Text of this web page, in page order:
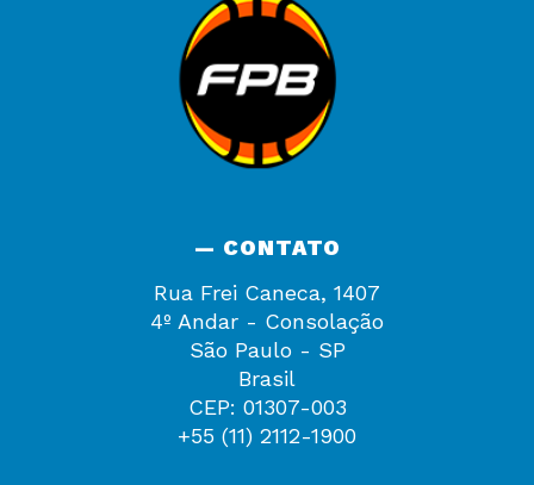
— CONTATO
Rua Frei Caneca, 1407
4º Andar - Consolação
São Paulo - SP
Brasil
CEP: 01307-003
+55 (11) 2112-1900